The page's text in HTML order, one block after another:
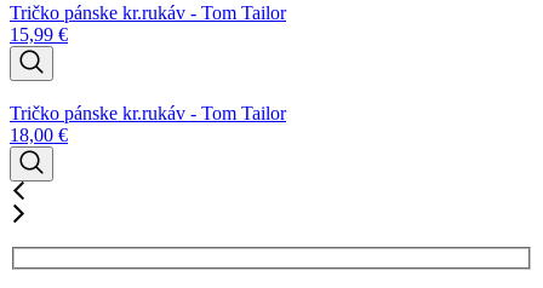
Tričko pánske kr.rukáv - Tom Tailor
15,99 €
Tričko pánske kr.rukáv - Tom Tailor
18,00 €